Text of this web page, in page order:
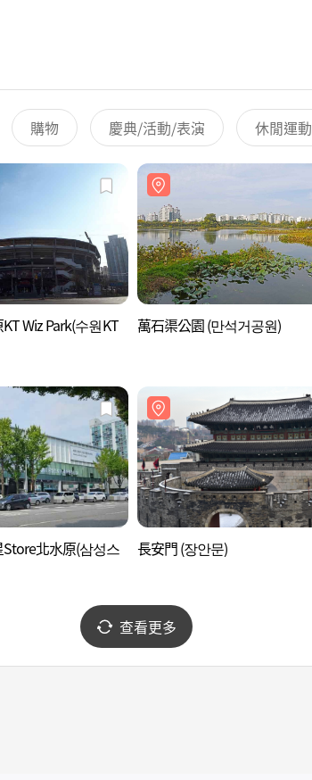
購物 慶典/活動/表演 休閒運動
Wiz Park(수원KT
萬石渠公園 (만석거공원)
北水原(삼성스
長安門 (장안문)
查看更多